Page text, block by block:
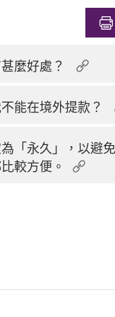
麼好處？
能在境外提款？
「永久」，以避
較方便。